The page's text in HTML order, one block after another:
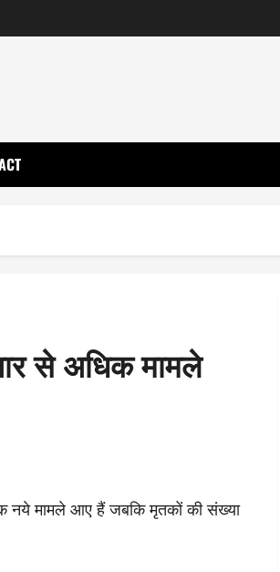
से अधिक मामले
मामले आए हैं जबकि मृतकों की संख्या